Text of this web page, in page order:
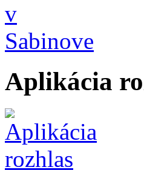
Aplikácia